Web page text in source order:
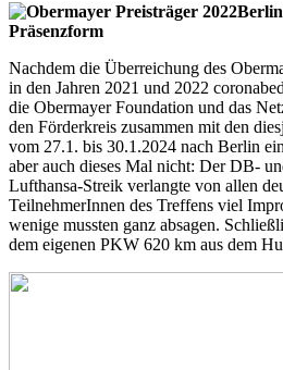
Präsenzform
Nachdem die Überreichung des
in den Jahren 2021 und 2022
die Obermayer Foundation und das
den Förderkreis zusammen mit den
vom 27.1. bis 30.1.2024 nach Berlin
aber auch dieses Mal nicht: Der DB-
Lufthansa-Streik verlangte von allen
TeilnehmerInnen des Treffens viel
wenige mussten ganz absagen.
dem eigenen PKW 620 km aus dem